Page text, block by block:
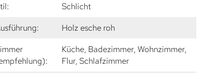
Schlicht
Holz esche roh
Küche, Badezimmer, Wohnzimmer,
Flur, Schlafzimmer